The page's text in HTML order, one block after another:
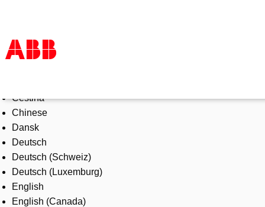
Products & Solutions
Industries
Services
About us
Where to buy
Contact us
Careers
Čeština
Chinese
Dansk
Deutsch
Deutsch (Schweiz)
Deutsch (Luxemburg)
English
English (Canada)